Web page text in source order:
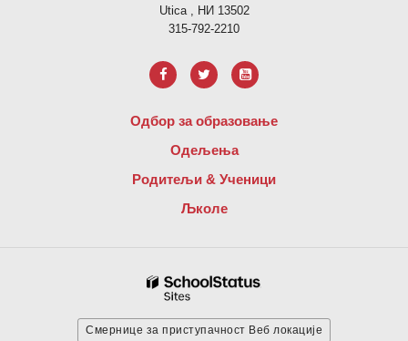
Utica , НИ 13502
315-792-2210
Одбор за образовање
Одељења
Родитељи & Ученици
Љколе
Смернице за приступачност Веб локације